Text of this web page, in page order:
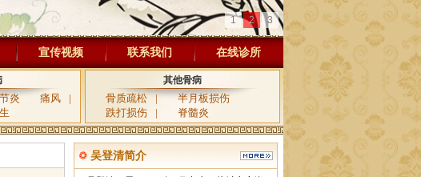
1 2 3
宣传视频 联系我们 在线诊所
炎 痛风
|
其他骨病
骨质疏松 |
半月板损伤
跌打损伤
| 脊髓炎
吴登清简介